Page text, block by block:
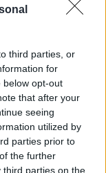
third parties, or
for
below opt-out
that after your
seeing
utilized by
parties prior to
the further
third parties on the
na žádné
zahradní
Mezinárodní den
svaz ochránců
při této
vyhlašuje pro
opeřenců soutěž
o to, kdo během
druhů.